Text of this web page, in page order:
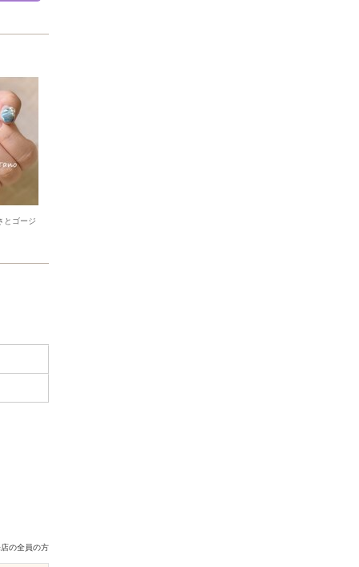
とゴージ
の全員の方